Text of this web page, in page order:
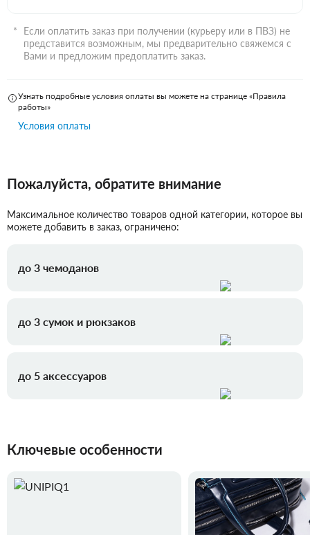
Если оплатить заказ при получении (курьеру или в ПВЗ) не
представится возможным, мы предварительно свяжемся с
Вами и предложим предоплатить заказ.
Узнать подробные условия оплаты вы можете на странице «Правила
работы»
Условия оплаты
Пожалуйста, обратите внимание
Максимальное количество товаров одной категории, которое вы
можете добавить в заказ, ограничено:
до 3 чемоданов
до 3 сумок и рюкзаков
до 5 аксессуаров
Ключевые особенности